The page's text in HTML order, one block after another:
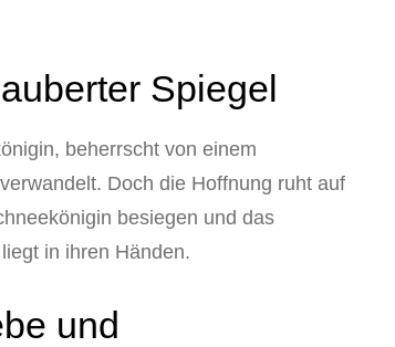
Spiegel
beherrscht von einem
Doch die Hoffnung ruht auf
besiegen und das
in ihren Händen.
und